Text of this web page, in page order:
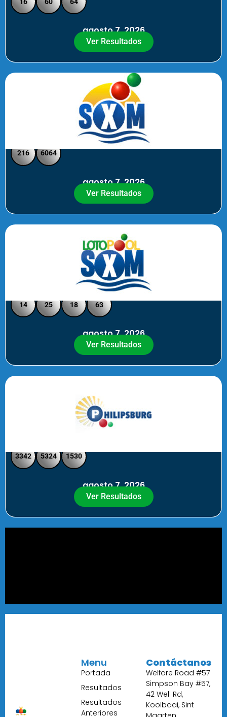
agosto 7, 2026
Ver Resultados
SXM Noche - Pick 3 Pick 4
216 6064
agosto 7, 2026
Ver Resultados
Loto Pool SXM Noche
14 25 18 63
agosto 7, 2026
Ver Resultados
3342 5324 1530
agosto 7, 2026
Ver Resultados
Menu
Portada
Resultados
Resultados
Anteriores
Contáctanos
Welfare Road #57
Simpson Bay #57,
42 Well Rd,
Koolbaai, Sint